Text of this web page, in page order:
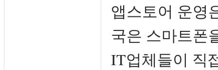
앱스토어 운영
국은 스마트폰
IT업체들이 직